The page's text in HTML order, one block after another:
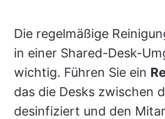
Die regelmäßige
in einer Shared-Desk-
wichtig. Führen Sie ein
das die Desks zwischen
desinfiziert und den